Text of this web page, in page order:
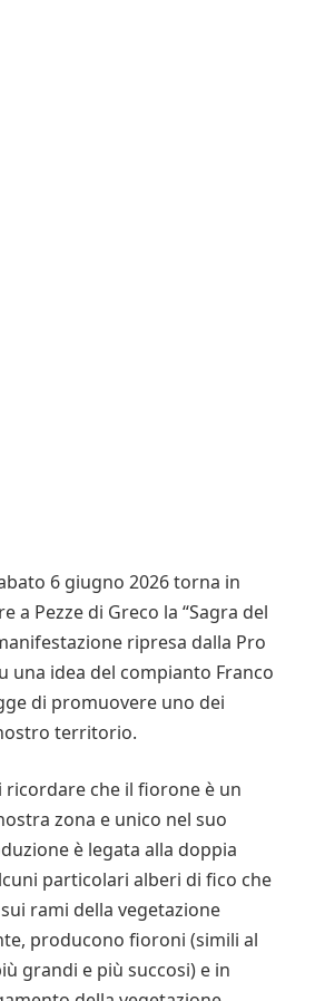
6 giugno 2026 torna in
a Pezze di Greco la “Sagra del
ripresa dalla Pro
una idea del compianto Franco
di promuovere uno dei
territorio.
ricordare che il fiorone è un
zona e unico nel suo
è legata alla doppia
particolari alberi di fico che
rami della vegetazione
producono fioroni (simili al
grandi e più succosi) e in